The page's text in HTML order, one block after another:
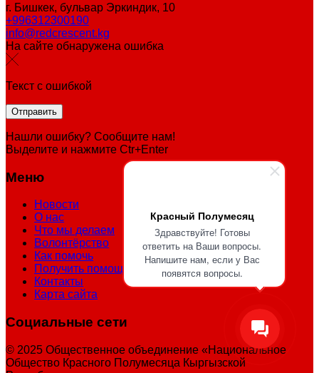
Красный Полумесяц
Здравствуйте! Готовы
ответить на Ваши вопросы.
Напишите нам, если у Вас
появятся вопросы.
г. Бишкек, бульвар Эркиндик, 10
+996312300190
info@redcrescent.kg
На сайте обнаружена ошибка
Текст с ошибкой
Нашли ошибку? Сообщите нам!
Выделите и нажмите Ctr+Enter
Меню
Новости
О нас
Что мы делаем
Волонтёрство
Как помочь
Получить помощь
Контакты
Карта сайта
Социальные сети
© 2025 Общественное объединение «Национальное
Общество Красного Полумесяца Кыргызской